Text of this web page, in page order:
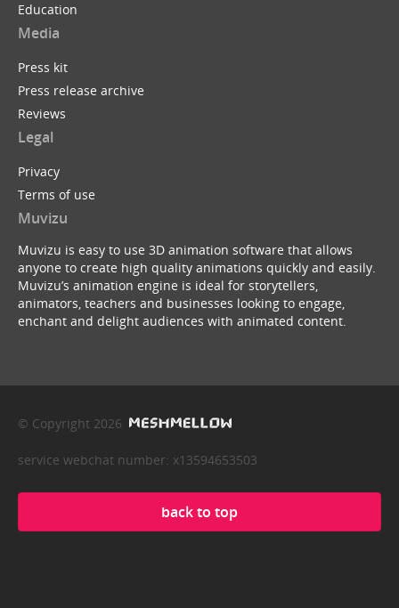
Education
Media
Press kit
Press release archive
Reviews
Legal
Privacy
Terms of use
Muvizu
Muvizu is easy to use 3D animation software that allows
anyone to create high quality animations quickly and easily.
Muvizu’s animation engine is ideal for storytellers,
animators, teachers and businesses looking to engage,
enchant and delight audiences with animated content.
© Copyright 2026
service webchat number: x13594653503
back to top